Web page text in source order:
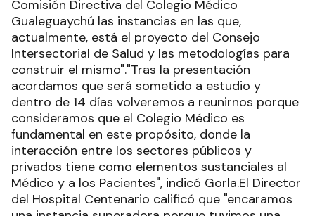
Comisión Directiva del Colegio Médico
Gualeguaychú las instancias en las que,
actualmente, está el proyecto del Consejo
Intersectorial de Salud y las metodologías para
construir el mismo"."Tras la presentación
acordamos que será sometido a estudio y
dentro de 14 días volveremos a reunirnos porque
consideramos que el Colegio Médico es
fundamental en este propósito, donde la
interacción entre los sectores públicos y
privados tiene como elementos sustanciales al
Médico y a los Pacientes", indicó Gorla.El Director
del Hospital Centenario calificó que "encaramos